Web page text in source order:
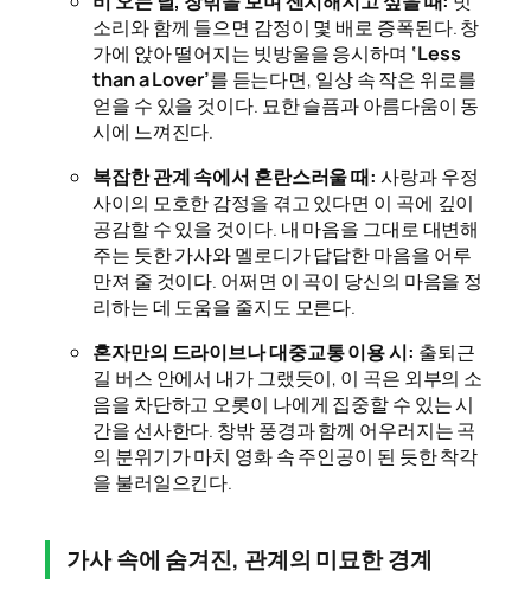
소리와 함께 들으면 감정이 몇 배로 증폭된다. 창
가에 앉아 떨어지는 빗방울을 응시하며 ‘Less
than a Lover’를 듣는다면, 일상 속 작은 위로를
얻을 수 있을 것이다. 묘한 슬픔과 아름다움이 동
시에 느껴진다.
복잡한 관계 속에서 혼란스러울 때: 사랑과 우정
사이의 모호한 감정을 겪고 있다면 이 곡에 깊이
공감할 수 있을 것이다. 내 마음을 그대로 대변해
주는 듯한 가사와 멜로디가 답답한 마음을 어루
만져 줄 것이다. 어쩌면 이 곡이 당신의 마음을 정
리하는 데 도움을 줄지도 모른다.
혼자만의 드라이브나 대중교통 이용 시: 출퇴근
길 버스 안에서 내가 그랬듯이, 이 곡은 외부의 소
음을 차단하고 오롯이 나에게 집중할 수 있는 시
간을 선사한다. 창밖 풍경과 함께 어우러지는 곡
의 분위기가 마치 영화 속 주인공이 된 듯한 착각
을 불러일으킨다.
가사 속에 숨겨진, 관계의 미묘한 경계